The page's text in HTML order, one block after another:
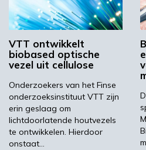
Dyneema® biobased
wereldwijd erkende ISCC
dragen en vereist geen
downstream-producten.
is verkrijgbaar vanaf april
ethyleen
VTT ontwikkelt
biobased optische
vezel uit cellulose
Onderzoekers van het Finse
onderzoeksinstituut VTT zijn
erin geslaag om
lichtdoorlatende houtvezels
te ontwikkelen. Hierdoor
onstaat…